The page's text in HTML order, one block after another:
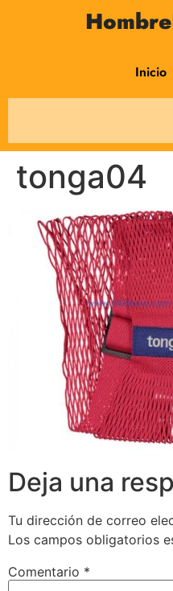
Inicio
tonga04
Deja una
Tu dirección de correo
Los campos obligatorios
Comentario *